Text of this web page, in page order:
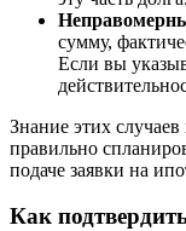
сумму,
Если вы
Знание этих
правильно
подаче заявки на
Как